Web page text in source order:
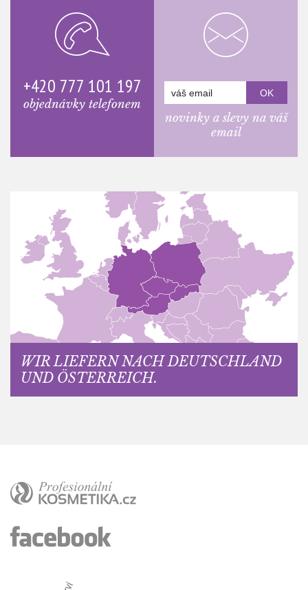
+420 777 101 197
objednávky telefonem
novinky a slevy na váš
email
WIR LIEFERN NACH DEUTSCHLAND
UND ÖSTERREICH.